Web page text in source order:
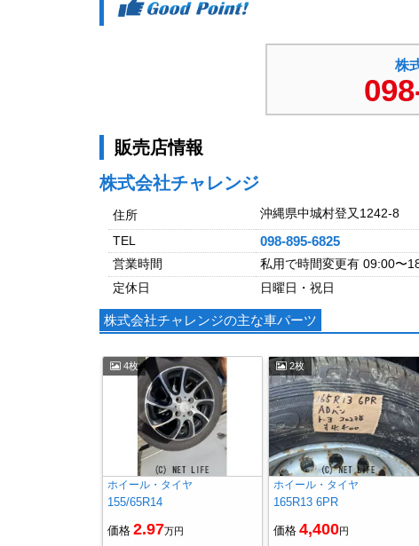
株
販売店情報
株式会社チャレンジ
住所 沖縄県中城村登又1242-8
TEL
098-895-6825
営業時間
私用で時間変更有 09:00〜
定休日
日曜日・祝日
株式会社チャレンジの主な車パーツ
4枚
ホイール・タイヤ
155/65R14
価格 2.97万円
2枚
ホイール・タイヤ
165R13 6PR
価格 4,400円